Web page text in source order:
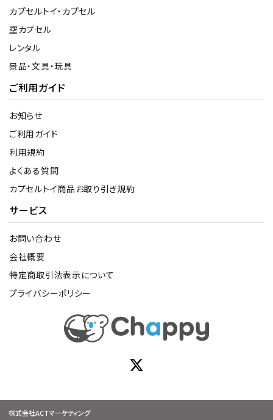
カプセルトイ・カプセル
空カプセル
レンタル
景品・文具・玩具
ご利用ガイド
お知らせ
ご利用ガイド
利用規約
よくある質問
カプセルトイ商品お取り引き規約
サービス
お問い合わせ
会社概要
特定商取引法表示について
プライバシーポリシー
株式会社ACTマーケティング